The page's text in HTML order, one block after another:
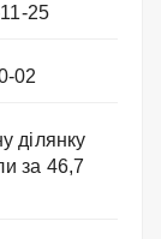
25
02
ділянку
за 46,7